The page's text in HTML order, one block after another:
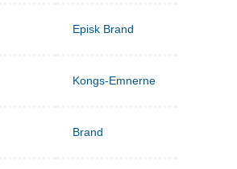
Episk Brand
Kongs-Emnerne
Brand